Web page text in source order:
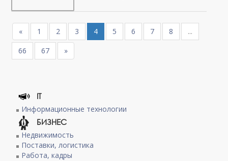
« 1 2 3 4 5 6 7 8
...
66
67 »
IT
Информационные технологии
БИЗНЕС
Недвижимость
Поставки, логистика
Работа, кадры